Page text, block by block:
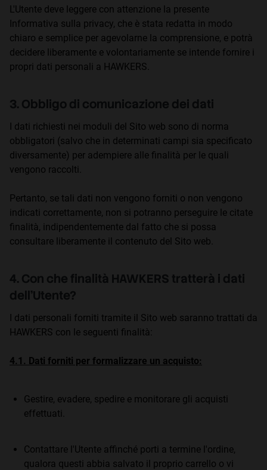
L'Utente deve leggere con attenzione la presente
Informativa sulla privacy, che è stata redatta in modo
chiaro e semplice per agevolarne la comprensione, e potrà
decidere liberamente e volontariamente se intende fornire i
propri dati personali a HAWKERS.
3. Obbligo di comunicazione dei dati
I dati richiesti nei moduli del Sito web sono di norma
obbligatori (salvo che in determinati campi sia specificato
diversamente) per adempiere alle finalità per le quali
vengono raccolti.
Pertanto, se tali dati non vengono forniti o non vengono
indicati correttamente, non si potranno perseguire le citate
finalità, indipendentemente dal fatto che si possa
consultare liberamente il contenuto del Sito web.
4. Con che finalità HAWKERS tratterà i dati
dell'Utente?
I dati personali forniti tramite il Sito web saranno trattati da
HAWKERS con le seguenti finalità:
4.1. Dati forniti per formalizzare un acquisto:
Gestire, evadere, spedire e monitorare gli acquisti
effettuati.
Contattare l'Utente affinché porti a termine l'ordine,
qualora questi abbia salvato il proprio carrello o vi